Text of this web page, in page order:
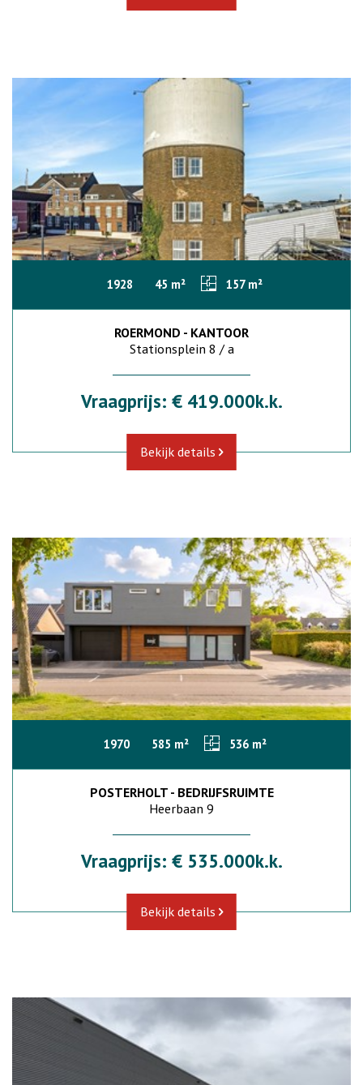
1928 45 m² 157 m²
ROERMOND - KANTOOR
Stationsplein 8 / a
Vraagprijs: € 419.000k.k.
Bekijk details
1970 585 m² 536 m²
POSTERHOLT - BEDRIJFSRUIMTE
Heerbaan 9
Vraagprijs: € 535.000k.k.
Bekijk details